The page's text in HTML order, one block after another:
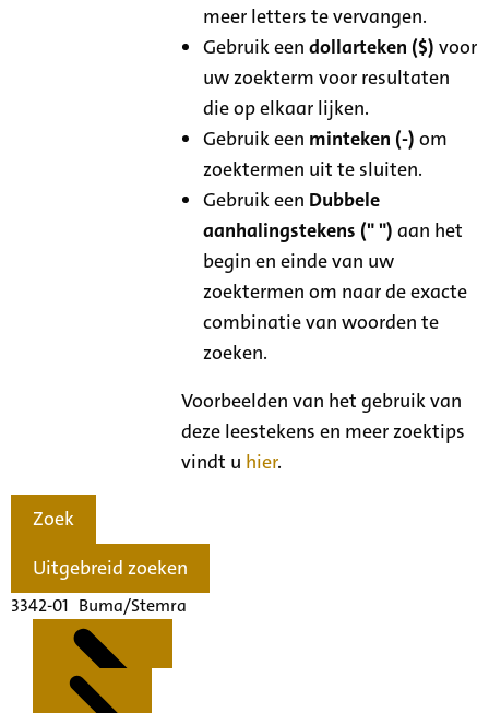
meer letters te vervangen.
Gebruik eendollarteken ($) voor
uw zoekterm voor resultaten
die op elkaar lijken.
Gebruik een minteken (-) om
zoektermen uit te sluiten.
Gebruik een Dubbele
aanhalingstekens (" ") aan het
begin en einde van uw
zoektermen om naar de exacte
combinatie van woorden te
zoeken.
Voorbeelden van het gebruik van
deze leestekens en meer zoektips
vindt u hier.
Zoek
Uitgebreid zoeken
3342-01 Buma/Stemra